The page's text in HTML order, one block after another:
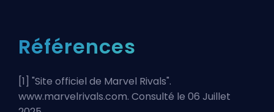
Références
[1] "Site officiel de Marvel Rivals".
www.marvelrivals.com. Consulté le 06 Juillet